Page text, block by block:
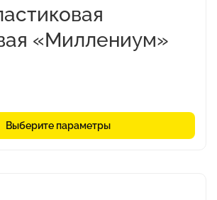
«Миллениум»
Выберите параметры